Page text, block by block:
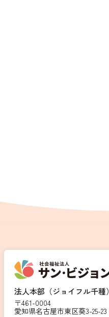
法人本部（ジョイフル千種）
〒461-0004
愛知県名古屋市東区葵3-25-23